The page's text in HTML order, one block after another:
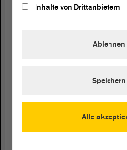
Inhalte von Drittanbietern
Alle
Ablehnen
Speichern